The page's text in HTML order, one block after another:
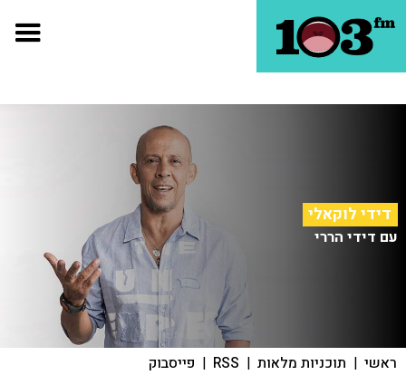
דידי לוקאלי
עם דידי הררי
ראשי | תוכניות מלאות |
RSS
| פייסבוק